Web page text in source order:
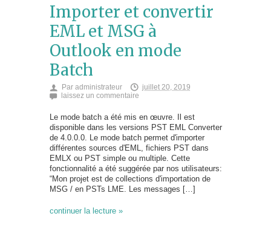
Importer et convertir
EML et MSG à
Outlook en mode
Batch
Par administrateur
juillet 20, 2019
laissez un commentaire
Le mode batch a été mis en œuvre. Il est
disponible dans les versions PST EML Converter
de 4.0.0.0. Le mode batch permet d'importer
différentes sources d'EML, fichiers PST dans
EMLX ou PST simple ou multiple. Cette
fonctionnalité a été suggérée par nos utilisateurs:
“Mon projet est de collections d'importation de
MSG / en PSTs LME. Les messages […]
continuer la lecture »